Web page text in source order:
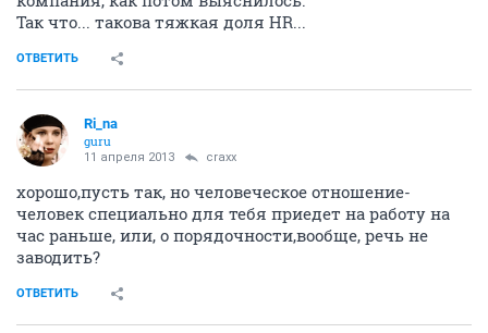
Так что... такова тяжкая доля HR...
ОТВЕТИТЬ
Ri_na
guru
11 апреля 2013 craxx
хорошо,пусть так, но человеческое отношение-
человек специально для тебя приедет на работу на
час раньше, или, о порядочности,вообще, речь не
заводить?
ОТВЕТИТЬ